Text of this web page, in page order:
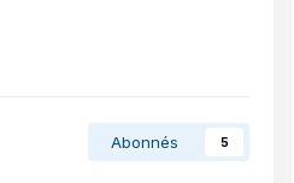
Abonnés 5